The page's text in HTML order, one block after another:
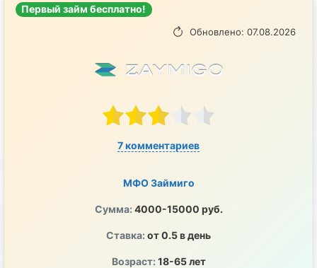
Первый займ бесплатно!
Обновлено: 07.08.2026
7 комментариев
МФО Займиго
Сумма: 4000-15000 руб.
Ставка: от 0.5 в день
Возраст: 18-65 лет